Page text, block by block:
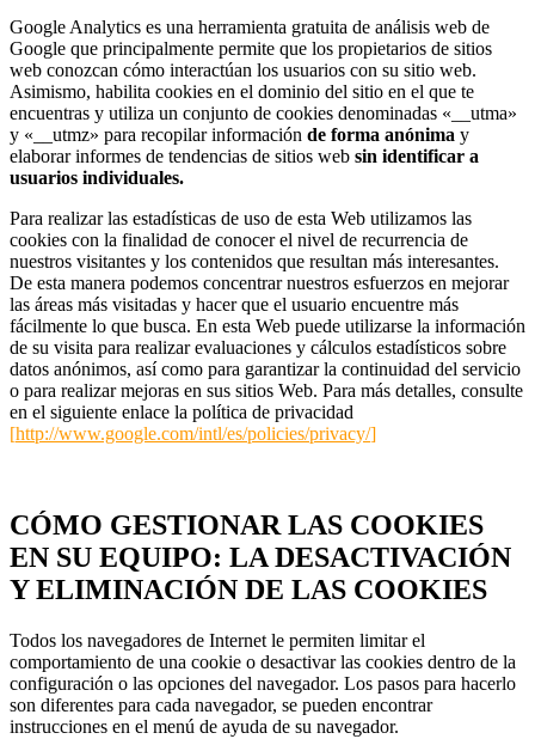
Google Analytics es una herramienta gratuita de análisis web de
Google que principalmente permite que los propietarios de sitios
web conozcan cómo interactúan los usuarios con su sitio web.
Asimismo, habilita cookies en el dominio del sitio en el que te
encuentras y utiliza un conjunto de cookies denominadas «__utma»
y «__utmz» para recopilar información de forma anónima y
elaborar informes de tendencias de sitios web sin identificar a
usuarios individuales.
Para realizar las estadísticas de uso de esta Web utilizamos las
cookies con la finalidad de conocer el nivel de recurrencia de
nuestros visitantes y los contenidos que resultan más interesantes.
De esta manera podemos concentrar nuestros esfuerzos en mejorar
las áreas más visitadas y hacer que el usuario encuentre más
fácilmente lo que busca. En esta Web puede utilizarse la información
de su visita para realizar evaluaciones y cálculos estadísticos sobre
datos anónimos, así como para garantizar la continuidad del servicio
o para realizar mejoras en sus sitios Web. Para más detalles, consulte
en el siguiente enlace la política de privacidad
[http://www.google.com/intl/es/policies/privacy/]
CÓMO GESTIONAR LAS COOKIES
EN SU EQUIPO: LA DESACTIVACIÓN
Y ELIMINACIÓN DE LAS COOKIES
Todos los navegadores de Internet le permiten limitar el
comportamiento de una cookie o desactivar las cookies dentro de la
configuración o las opciones del navegador. Los pasos para hacerlo
son diferentes para cada navegador, se pueden encontrar
instrucciones en el menú de ayuda de su navegador.